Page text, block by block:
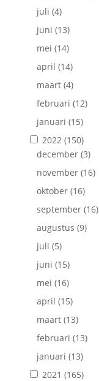
juli (4)
juni (13)
mei (14)
april (14)
maart(4)
februari (12)
januari (15)
2022(150)
december(3)
november(16)
oktober(16)
september(16)
augustus (9)
juli (5)
juni (15)
mei (16)
april (15)
maart(13)
februari (13)
januari (13)
2021 (165)